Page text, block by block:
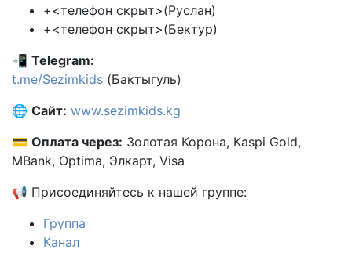
+<телефон скрыт>(Руслан)
+<телефон скрыт>(Бектур)
📲 Telegram:
t.me/Sezimkids (Бактыгуль)
🌐 Сайт: www.sezimkids.kg
💳 Оплата через: Золотая Корона, Kaspi Gold,
MBank, Optima, Элкарт, Visa
📢 Присоединяйтесь к нашей группе:
Группа
Канал